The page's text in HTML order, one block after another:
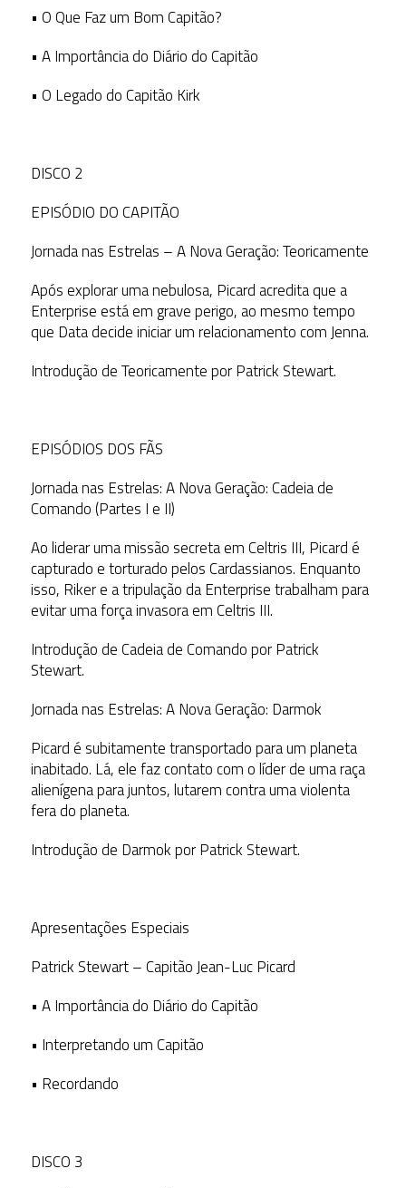
• O Que Faz um Bom Capitão?
• A Importância do Diário do Capitão
• O Legado do Capitão Kirk
DISCO 2
EPISÓDIO DO CAPITÃO
Jornada nas Estrelas – A Nova Geração: Teoricamente
Após explorar uma nebulosa, Picard acredita que a
Enterprise está em grave perigo, ao mesmo tempo
que Data decide iniciar um relacionamento com Jenna.
Introdução de Teoricamente por Patrick Stewart.
EPISÓDIOS DOS FÃS
Jornada nas Estrelas: A Nova Geração: Cadeia de
Comando (Partes I e II)
Ao liderar uma missão secreta em Celtris III, Picard é
capturado e torturado pelos Cardassianos. Enquanto
isso, Riker e a tripulação da Enterprise trabalham para
evitar uma força invasora em Celtris III.
Introdução de Cadeia de Comando por Patrick
Stewart.
Jornada nas Estrelas: A Nova Geração: Darmok
Picard é subitamente transportado para um planeta
inabitado. Lá, ele faz contato com o líder de uma raça
alienígena para juntos, lutarem contra uma violenta
fera do planeta.
Introdução de Darmok por Patrick Stewart.
Apresentações Especiais
Patrick Stewart – Capitão Jean-Luc Picard
• A Importância do Diário do Capitão
• Interpretando um Capitão
• Recordando
DISCO 3